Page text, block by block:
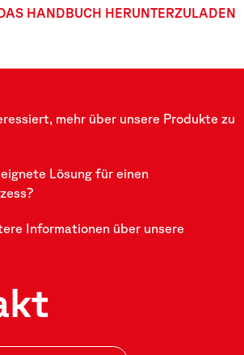
HANDBUCH HERUNTERZULADEN
mehr über unsere Produkte zu
Lösung für einen
Informationen über unsere